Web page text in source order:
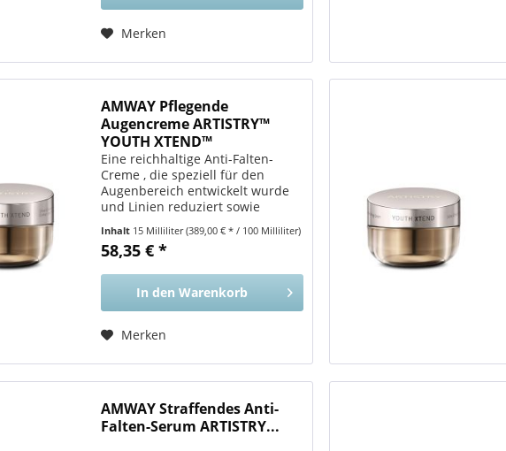
Merken
AMWAY Pflegende
Augencreme ARTISTRY™
YOUTH XTEND™
Eine reichhaltige Anti-Falten-
Creme , die speziell für den
Augenbereich entwickelt wurde
und Linien reduziert sowie
für Sie Glättet die Haut und
verringert Falten um die
Augenpartie, damit Sie jünger...
Inhalt 15 Milliliter(389,00 € * / 100 Milliliter)
58,35 € *
In den Warenkorb
Merken
AMWAY Straffendes Anti-
Falten-Serum ARTISTRY...